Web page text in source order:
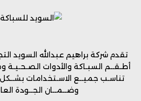
تقدم شركة براهيم عبدالله السويد
أطـقــم السبـاكة والأدوات الصـحـيـة
تناسـب جميــع الاسـتخدامات بشــكل
وضــمــان الجــودة